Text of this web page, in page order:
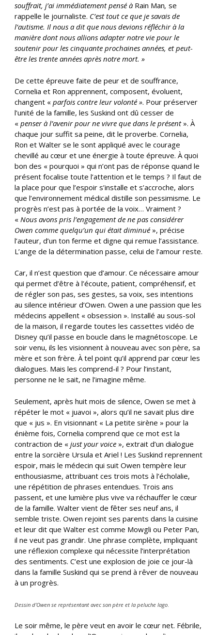
souffrait, j’ai immédiatement pensé à Rain Man, se
rappelle le journaliste. C’est tout ce que je savais de
l’autisme. Il nous a dit que nous devions réfléchir à la
manière dont nous allions adapter notre vie pour le
soutenir pour les cinquante prochaines années, et peut-
être les trente années après notre mort. »
De cette épreuve faite de peur et de souffrance,
Cornelia et Ron apprennent, composent, évoluent,
changent « parfois contre leur volonté ». Pour préserver
l’unité de la famille, les Suskind ont dû cesser de
« penser à l’avenir pour ne vivre que dans le présent». À
chaque jour suffit sa peine, dit le proverbe. Cornelia,
Ron et Walter se le sont appliqué avec le courage
chevillé au cœur et une énergie à toute épreuve. À quoi
bon des « pourquoi » qui n’ont pas de réponse quand le
présent focalise toute l’attention et le temps ? Il faut de
la place pour que l’espoir s’installe et s’accroche, alors
que l’environnement médical distille son pessimisme. Le
progrès n’est pas à portée de la voix… Vraiment ?
« Nous avons pris l’engagement de ne pas considérer
Owen comme quelqu’un qui était diminué », précise
l’auteur, d’un ton ferme et digne qui remue l’assistance.
L’ange de la détermination passe, celui de l’amour reste.
Car, il n’est question que d’amour. Ce nécessaire amour
qui permet d’être à l’écoute, patient, compréhensif, et
de régler son pas, ses gestes, sa voix, ses intentions
au silence intérieur d’Owen. Owen a une passion que les
médecins appellent « obsession ». Installé au sous-sol
de la maison, il regarde toutes les cassettes vidéo de
Disney qu’il passe en boucle dans le magnétoscope. Le
soir venu, ils les visionnent à nouveau avec son père, sa
mère et son frère. À tel point qu’il apprend par cœur les
dialogues. Mais les comprend-il ? Pour l’instant,
personne ne le sait, ne l’imagine même.
Seulement, après huit mois de silence, Owen se met à
répéter le mot « juavoi », alors qu’il ne savait plus dire
que « jus ». En visionnant « La petite sirène » pour la
énième fois, Cornelia comprend que ce mot est la
contraction de « just your voice », extrait d’un dialogue
entre la sorcière Ursula et Ariel ! Les Suskind reprennent
espoir, mais le médecin qui suit Owen tempère leur
enthousiasme, attribuant ces trois mots à l’écholalie,
une répétition de phrases entendues. Trois ans
passent, et une lumière plus vive va réchauffer le cœur
de la famille. Walter vient de fêter ses neuf ans, il
semble triste. Owen rejoint ses parents dans la cuisine
et leur dit que Walter est comme Mowgli ou Peter Pan,
il ne veut pas grandir. Une phrase complète, impliquant
une réflexion complexe qui nécessite l’interprétation
des sentiments. C’est une explosion de joie ce jour-là
dans la famille Suskind qui se prend à rêver de nouveau
à un progrès.
Dessin d’Owen se représentant avec son père et la peluche Iago.
Le soir même, le père veut en avoir le cœur net. Fébrile,